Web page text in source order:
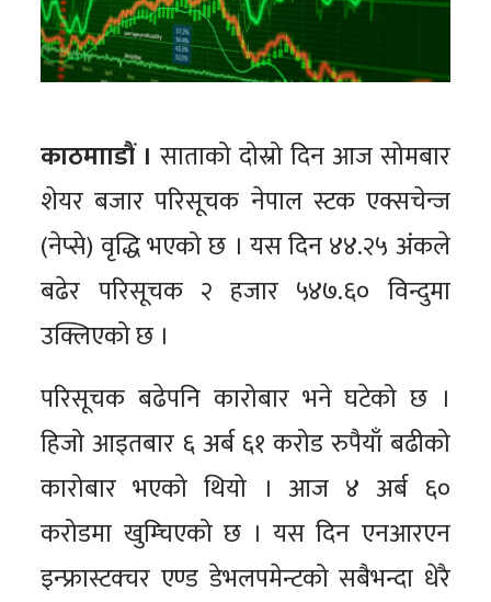
काठमााडौं । साताको दोस्रो दिन आज सोमबार
शेयर बजार परिसूचक नेपाल स्टक एक्सचेन्ज
(नेप्से) वृद्धि भएको छ । यस दिन ४४.२५ अंकले
बढेर परिसूचक २ हजार ५४७.६० विन्दुमा
उक्लिएको छ ।
परिसूचक बढेपनि कारोबार भने घटेको छ ।
हिजो आइतबार ६ अर्ब ६१ करोड रुपैयाँ बढीको
कारोबार भएको थियो । आज ४ अर्ब ६०
करोडमा खुम्चिएको छ । यस दिन एनआरएन
इन्फ्रास्टक्चर एण्ड डेभलपमेन्टको सबैभन्दा धेरै